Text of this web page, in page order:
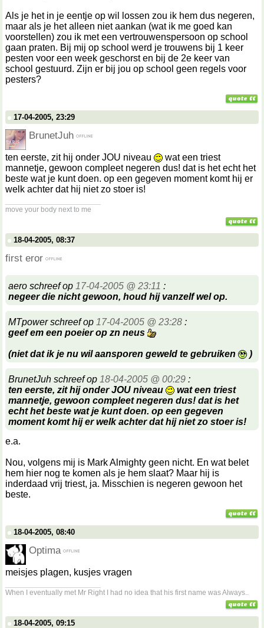
Als je het in je eentje op wil lossen zou ik hem dus negeren,
maar als je het alleen niet aankan (wat ik me goed kan
voorstellen) zou ik met een vertrouwenspersoon op school
gaan praten. Bij mij op school werd je trouwens bij 1 keer
pesten voor een week geschorst en bij de 2e keer van
school gestuurd. Zijn er bij jou op school geen regels voor
pesters?
17-04-2005, 23:29
BrunetJuh
ten eerste, zit hij onder JOU niveau
wat een triest
mannetje, gewoon compleet negeren dus! dat is het echt het
beste wat je kunt doen. op een gegeven moment komt hij er
welk achter dat hij niet zo stoer is!
move your body next to me
18-04-2005, 08:37
first eror
aero schreef op 17-04-2005 @ 23:11 :
negeer die nicht gewoon, houd hij vanzelf wel op.
MTpower schreef op 17-04-2005 @ 23:28 :
geef em een poeier op zn neus
(niet dat ik je nu wil aansporen geweld te gebruiken )
BrunetJuh schreef op 18-04-2005 @ 00:29 :
ten eerste, zit hij onder JOU niveau
wat een triest
mannetje, gewoon compleet negeren dus! dat is het
echt het beste wat je kunt doen. op een gegeven
moment komt hij er welk achter dat hij niet zo stoer is!
e.a.
Nou, volgens mij is Mark Almighty geen nicht. En wat belet
hem hier nog te komen als je hem slaat? Maar hij is
inderdaad vrij triest, ja. Misschien is negeren gewoon het
beste.
18-04-2005, 08:40
Optima
meisjes plagen, kusjes vragen
When I eventually met Mr Right I had no idea that his first name was Always..
18-04-2005, 09:15